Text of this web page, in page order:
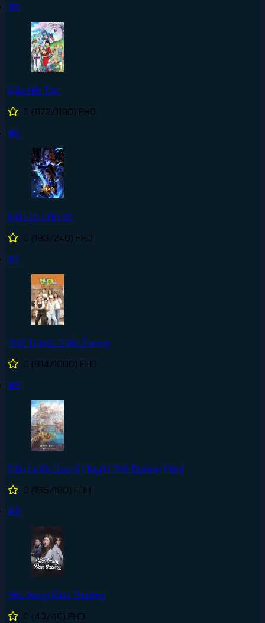
#5
Đảo Hải Tặc
0 (1172/1190) FHD
#6
Đại Lục Linh Võ
0 (193/240) FHD
#7
Thử Thách Thần Tượng
0 (814/1000) FHD
#8
Đấu La Đại Lục 2 (Tuyệt Thế Đường Môn)
0 (165/180) FDH
#9
Yêu Trong Đau Thương
0 (40/40) FHD